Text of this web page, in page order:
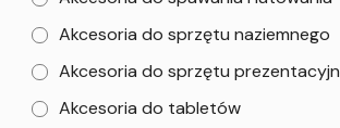
Akcesoria do sprzętu naziemnego
Akcesoria do sprzętu
Akcesoria do tabletów